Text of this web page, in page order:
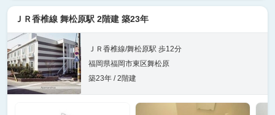
ＪＲ香椎線 舞松原駅 2階建 築23年
ＪＲ香椎線/舞松原駅 歩12分
福岡県福岡市東区舞松原
築23年 / 2階建